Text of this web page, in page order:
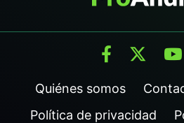
Quiénes somos
Política de privacidad